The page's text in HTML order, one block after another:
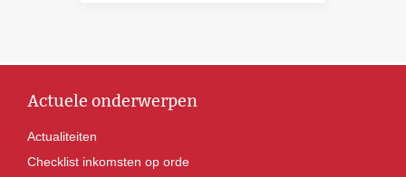
Actuele onderwerpen
Actualiteiten
Checklist inkomsten op orde